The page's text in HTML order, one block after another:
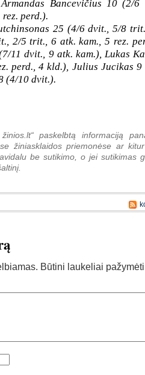
Bancevičius 10 (2/
perd.).
25 (4/6 dvit., 5/8
2/5 trit., 6 atk. kam., 5 rez.
11 dvit., 9 atk. kam.), Lukas
perd., 4 kld.), Julius Jucikas
(4/10 dvit.).
paskelbtą informaciją
žiniasklaidos priemonėse ar
be sutikimo, o jei sutikimas
Būtini laukeliai